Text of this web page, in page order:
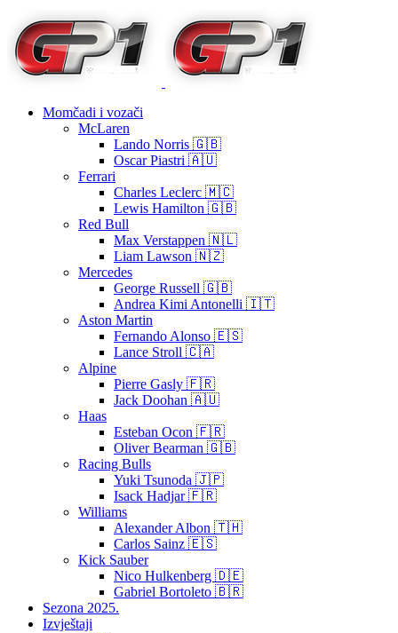
Momčadi i vozači
McLaren
Lando Norris 🇬🇧
Oscar Piastri 🇦🇺
Ferrari
Charles Leclerc 🇲🇨
Lewis Hamilton 🇬🇧
Red Bull
Max Verstappen 🇳🇱
Liam Lawson 🇳🇿
Mercedes
George Russell 🇬🇧
Andrea Kimi Antonelli 🇮🇹
Aston Martin
Fernando Alonso 🇪🇸
Lance Stroll 🇨🇦
Alpine
Pierre Gasly 🇫🇷
Jack Doohan 🇦🇺
Haas
Esteban Ocon 🇫🇷
Oliver Bearman 🇬🇧
Racing Bulls
Yuki Tsunoda 🇯🇵
Isack Hadjar 🇫🇷
Williams
Alexander Albon 🇹🇭
Carlos Sainz 🇪🇸
Kick Sauber
Nico Hulkenberg 🇩🇪
Gabriel Bortoleto 🇧🇷
Sezona 2025.
Izvještaji